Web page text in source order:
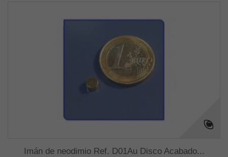
Imán de neodimio Ref. D01Au Disco Acabado...